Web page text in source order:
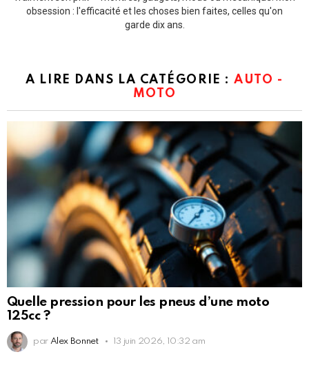
obsession : l'efficacité et les choses bien faites, celles qu'on
garde dix ans.
A LIRE DANS LA CATÉGORIE :AUTO -
MOTO
Quelle pression pour les pneus d’une moto
125cc ?
par Alex Bonnet 13 juin 2026, 10:32 am